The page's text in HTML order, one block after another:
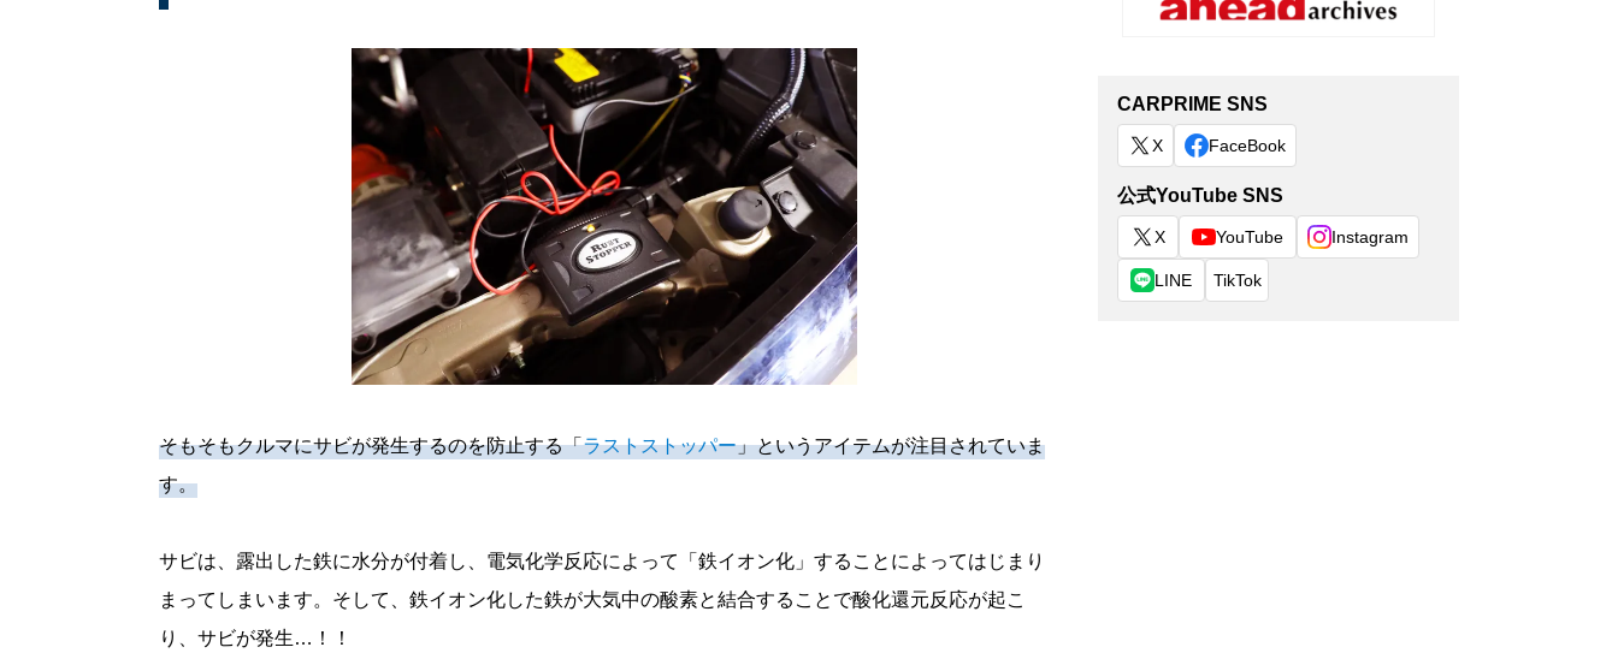
そもそもクルマにサビが発生するのを防止する「ラストストッパー」というアイテムが注目されていま
す。
サビは、露出した鉄に水分が付着し、電気化学反応によって「鉄イオン化」することによってはじまり
まってしまいます。そして、鉄イオン化した鉄が大気中の酸素と結合することで酸化還元反応が起こ
り、サビが発生…！！
CARPRIME SNS
X FaceBook
公式YouTube SNS
X YouTube Instagram
LINE TikTok